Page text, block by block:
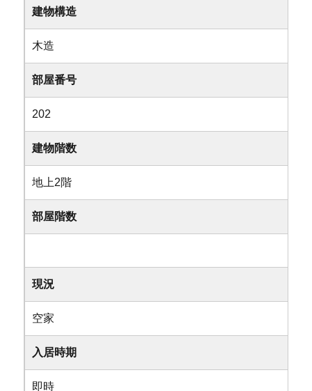
建物構造
木造
部屋番号
202
建物階数
地上2階
部屋階数
現況
空家
入居時期
即時